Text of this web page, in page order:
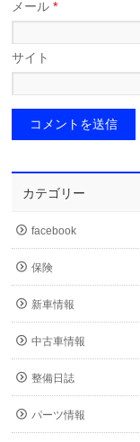
メール*
サイト
カテゴリー
facebook
保険
新車情報
中古車情報
整備日誌
パーツ情報